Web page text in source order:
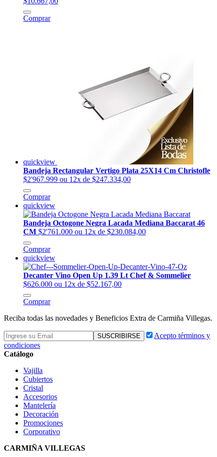
Comprar
quickview
Bandeja Rectangular Vertigo Plata 25X14 Cm Christofle
$2'967.999 ou 12x de $247.334,00
Comprar
quickview
Bandeja Octogone Negra Lacada Mediana Baccarat 46
CM $2'761.000 ou 12x de $230.084,00
Comprar
quickview
Decanter Vino Open Up 1.39 Lt Chef & Sommelier
$626.000 ou 12x de $52.167,00
Comprar
Reciba todas las novedades y Beneficios Extra de Carmiña Villegas.
Acepto términos y
condiciones
Catálogo
Vajilla
Cubiertos
Cristal
Accesorios
Mantelería
Decoración
Promociones
Corporativo
CARMIÑA VILLEGAS